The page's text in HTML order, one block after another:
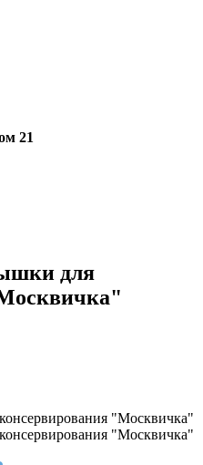
21
для
"Москвичка"